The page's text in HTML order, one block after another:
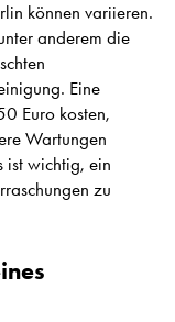
können variieren.
anderem die
Eine
Euro kosten,
Wartungen
ist wichtig, ein
zu